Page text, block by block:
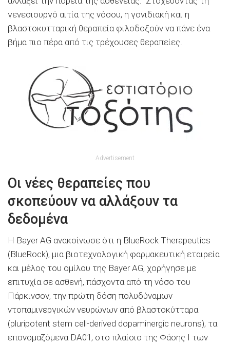
γενεσιουργό αιτία της νόσου, η γονιδιακή και η
βλαστοκυτταρική θεραπεία φιλοδοξούν να πάνε ένα
βήμα πιο πέρα από τις τρέχουσες θεραπείες.
Advertisement
Οι νέες θεραπείες που
σκοπεύουν να αλλάξουν τα
δεδομένα
Η Bayer AG ανακοίνωσε ότι η BlueRock Therapeutics
(BlueRock), μια βιοτεχνολογική φαρμακευτική εταιρεία
και μέλος του ομίλου της Bayer AG, χορήγησε με
επιτυχία σε ασθενή, πάσχοντα από τη νόσο του
Πάρκινσον, την πρώτη δόση πολυδύναμων
ντοπαμινεργικών νευρώνων από βλαστοκύτταρα
(pluripotent stem cell-derived dopaminergic neurons), τα
επονομαζόμενα DA01, στο πλαίσιο της Φάσης Ι των